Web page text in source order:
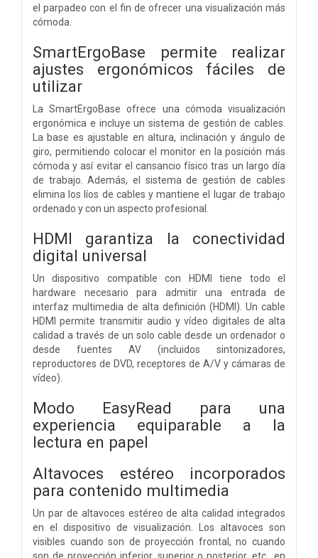
el parpadeo con el fin de ofrecer una visualización más
cómoda.
SmartErgoBase permite realizar
ajustes ergonómicos fáciles de
utilizar
La SmartErgoBase ofrece una cómoda visualización
ergonómica e incluye un sistema de gestión de cables.
La base es ajustable en altura, inclinación y ángulo de
giro, permitiendo colocar el monitor en la posición más
cómoda y así evitar el cansancio físico tras un largo día
de trabajo. Además, el sistema de gestión de cables
elimina los líos de cables y mantiene el lugar de trabajo
ordenado y con un aspecto profesional.
HDMI garantiza la conectividad
digital universal
Un dispositivo compatible con HDMI tiene todo el
hardware necesario para admitir una entrada de
interfaz multimedia de alta definición (HDMI). Un cable
HDMI permite transmitir audio y vídeo digitales de alta
calidad a través de un solo cable desde un ordenador o
desde fuentes AV (incluidos sintonizadores,
reproductores de DVD, receptores de A/V y cámaras de
vídeo).
Modo EasyRead para una
experiencia equiparable a la
lectura en papel
Altavoces estéreo incorporados
para contenido multimedia
Un par de altavoces estéreo de alta calidad integrados
en el dispositivo de visualización. Los altavoces son
visibles cuando son de proyección frontal, no cuando
son de proyección inferior, superior o posterior, etc., en